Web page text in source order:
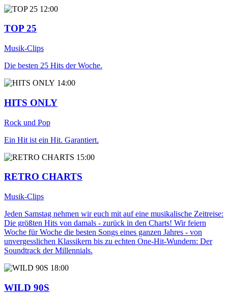
12:00
TOP 25
Musik-Clips
Die besten 25 Hits der Woche.
14:00
HITS ONLY
Rock und Pop
Ein Hit ist ein Hit. Garantiert.
15:00
RETRO CHARTS
Musik-Clips
Jeden Samstag nehmen wir euch mit auf eine musikalische Zeitreise:
Die größten Hits von damals - zurück in den Charts! Wir feiern
Woche für Woche die besten Songs eines ganzen Jahres - von
unvergesslichen Klassikern bis zu echten One-Hit-Wundern: Der
Soundtrack der Millennials.
18:00
WILD 90S